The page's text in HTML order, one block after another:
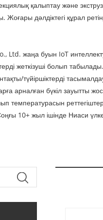
қалыптау және
Жоғары дәлдіктегі құрал
жаңа буын IoT
жеткізуші болып
түйіршіктерді
арналған бүкіл зауытты
температурасын
10+ жыл ішінде Ниаси